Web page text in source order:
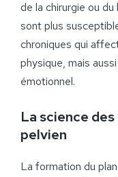
de la chirurgie ou
sont plus
chroniques qui
physique, mais
émotionnel.
La science
pelvien
La formation du